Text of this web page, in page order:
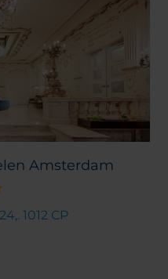
calle comercial,
cinco minutos a
Amsterdam
1012 CP